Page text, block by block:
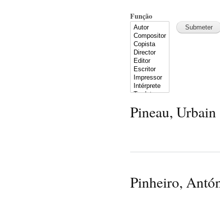
Função
Pineau, Urbain
Pinheiro,